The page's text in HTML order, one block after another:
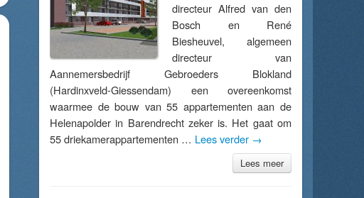
directeur Alfred van den
Bosch en René
Biesheuvel, algemeen
directeur van
Aannemersbedrijf Gebroeders Blokland
(Hardinxveld-Giessendam) een overeenkomst
waarmee de bouw van 55 appartementen aan de
Helenapolder in Barendrecht zeker is. Het gaat om
55 driekamerappartementen … Lees verder →
Lees meer